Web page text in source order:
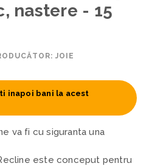
nastere - 15
JOIE
inapoi bani la acest
va fi cu siguranta una
este conceput pentru